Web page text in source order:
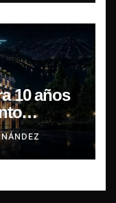
10 años